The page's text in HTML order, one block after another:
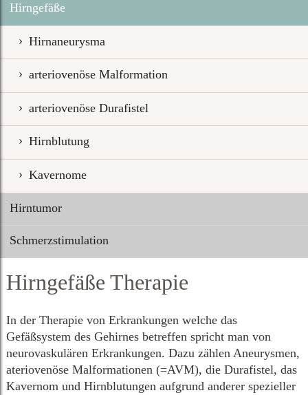
Hirngefäße
Hirnaneurysma
arteriovenöse Malformation
arteriovenöse Durafistel
Hirnblutung
Kavernome
Hirntumor
Schmerzstimulation
Hirngefäße Therapie
In der Therapie von Erkrankungen welche das
Gefäßsystem des Gehirnes betreffen spricht man von
neurovaskulären Erkrankungen. Dazu zählen Aneurysmen,
ateriovenöse Malformationen (=AVM), die Durafistel, das
Kavernom und Hirnblutungen aufgrund anderer spezieller